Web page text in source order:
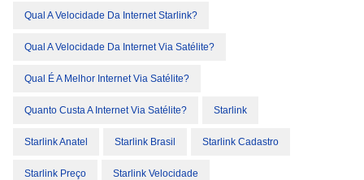
Qual A Velocidade Da Internet Starlink?
Qual A Velocidade Da Internet Via Satélite?
Qual É A Melhor Internet Via Satélite?
Quanto Custa A Internet Via Satélite? Starlink
Starlink Anatel Starlink Brasil Starlink Cadastro
Starlink Preço Starlink Velocidade